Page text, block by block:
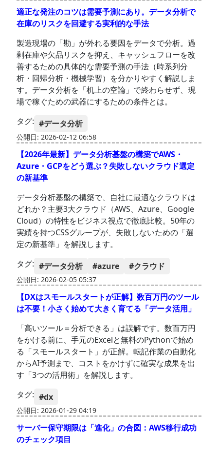
適正な発注のコツは需要予測にあり。データ分析で
在庫のリスクを回避する実利的な手法
製造現場の「勘」が外れる要因をデータで分析。過
剰在庫や欠品リスクを抑え、キャッシュフローを改
善するための具体的な需要予測の手法（時系列分
析・回帰分析・機械学習）を分かりやすく解説しま
す。データ分析を「机上の空論」で終わらせず、現
場で稼ぐための武器にするための条件とは。
タグ: #データ分析
公開日: 2026-02-12 06:58
【2026年最新】データ分析基盤の構築でAWS・
Azure・GCPをどう選ぶ？失敗しないクラウド選定
の新基準
データ分析基盤の構築で、自社に最適なクラウドは
どれか？主要3大クラウド（AWS、Azure、Google
Cloud）の特性をビジネス視点で徹底比較。50年の
実績を持つCSSグループが、失敗しないための「選
定の新基準」を解説します。
タグ: #データ分析 #azure #クラウド
公開日: 2026-02-05 05:37
【DXはスモールスタートが正解】数百万円のツール
は不要！小さく始めて大きく育てる「データ活用」
「高いツール＝分析できる」は誤解です。数百万円
をかける前に、手元のExcelと無料のPythonで始め
る「スモールスタート」が正解。転記作業の自動化
からAI予測まで、コストをかけずに確実な成果を出
す「3つの活用術」を解説します。
タグ: #dx
公開日: 2026-01-29 04:19
サーバー保守期限は「進化」の合図：AWS移行成功
のチェック項目